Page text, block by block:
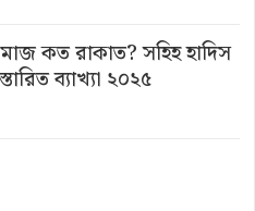
কত রাকাত? সহিহ হাদিস
ব্যাখ্যা ২০২৫